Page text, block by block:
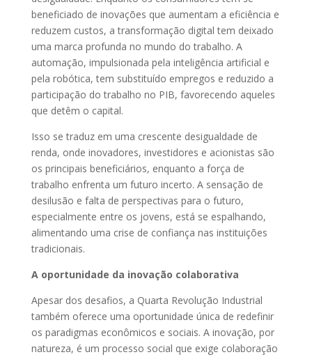
beneficiado de inovações que aumentam a eficiência e
reduzem custos, a transformação digital tem deixado
uma marca profunda no mundo do trabalho. A
automação, impulsionada pela inteligência artificial e
pela robótica, tem substituído empregos e reduzido a
participação do trabalho no PIB, favorecendo aqueles
que detêm o capital.
Isso se traduz em uma crescente desigualdade de
renda, onde inovadores, investidores e acionistas são
os principais beneficiários, enquanto a força de
trabalho enfrenta um futuro incerto. A sensação de
desilusão e falta de perspectivas para o futuro,
especialmente entre os jovens, está se espalhando,
alimentando uma crise de confiança nas instituições
tradicionais.
A oportunidade da inovação colaborativa
Apesar dos desafios, a Quarta Revolução Industrial
também oferece uma oportunidade única de redefinir
os paradigmas econômicos e sociais. A inovação, por
natureza, é um processo social que exige colaboração